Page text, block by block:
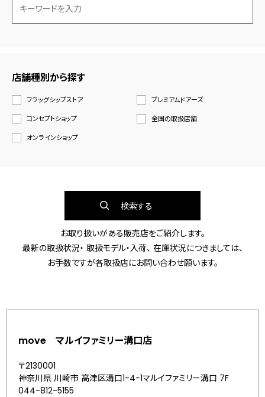
店舗種別から探す
フラッグシップストア
プレミアムドアーズ
コンセプトショップ
全国の取扱店舗
オンラインショップ
検索する
お取り扱いがある販売店をご紹介します。
最新の取扱状況・ 取扱モデル・入荷、 在庫状況につきましては、
お手数ですが各取扱店にお問い合わせ願います。
move マルイファミリー溝口店
〒2130001
神奈川県 川崎市 高津区溝口1-4-1マルイファミリー溝口 7F
044-812-5155